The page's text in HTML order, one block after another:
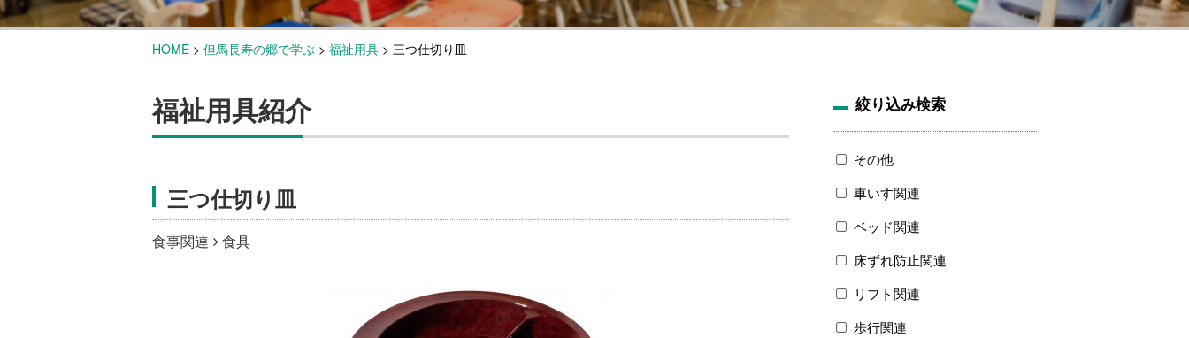
HOME > 但馬長寿の郷で学ぶ > 福祉用具 > 三つ仕切り皿
福祉用具紹介
三つ仕切り皿
食事関連 食具
絞り込み検索
その他
車いす関連
ベッド関連
床ずれ防止関連
リフト関連
歩行関連